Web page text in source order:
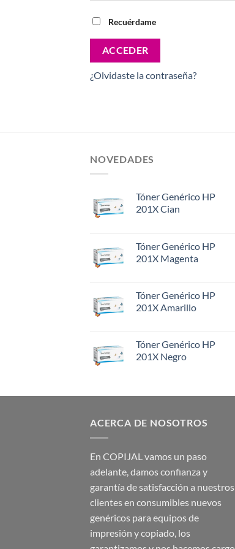
Recuérdame
ACCEDER
¿Olvidaste la contraseña?
NOVEDADES
Tóner Genérico HP
201X Cian
Tóner Genérico HP
201X Magenta
Tóner Genérico HP
201X Amarillo
Tóner Genérico HP
201X Negro
ACERCA DE NOSOTROS
En COPIJAL vamos un paso
adelante, damos confianza y
garantía de satisfacción a nuestros
clientes en consumibles nuevos
genéricos para equipos de
impresión y copiado, los